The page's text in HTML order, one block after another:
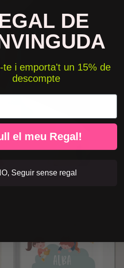
DE
te i emporta't un 15% de
descompte
el meu Regal!
Seguir sense regal